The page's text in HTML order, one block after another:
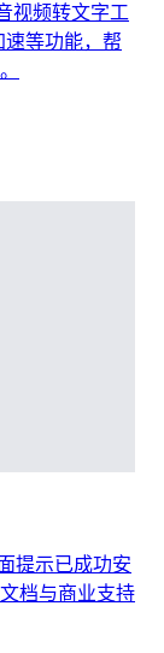
视频转文字工
等功能，帮
提示已成功安
档与商业支持